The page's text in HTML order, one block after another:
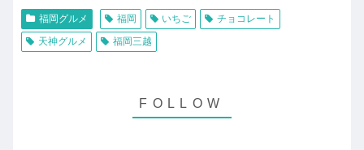
福岡グルメ 福岡 いちご
チョコレート
天神グルメ
福岡三越